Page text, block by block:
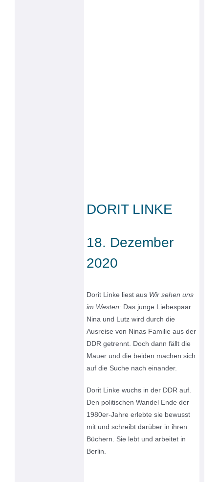
DORIT LINKE
18. Dezember
2020
Dorit Linke liest aus Wir sehen uns
im Westen: Das junge Liebespaar
Nina und Lutz wird durch die
Ausreise von Ninas Familie aus der
DDR getrennt. Doch dann fällt die
Mauer und die beiden machen sich
auf die Suche nach einander.
Dorit Linke wuchs in der DDR auf.
Den politischen Wandel Ende der
1980er-Jahre erlebte sie bewusst
mit und schreibt darüber in ihren
Büchern. Sie lebt und arbeitet in
Berlin.